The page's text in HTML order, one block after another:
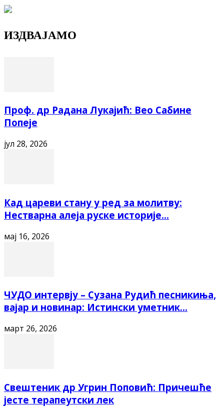
ИЗДВАЈАМО
Проф. др Радана Лукајић: Вео Сабине
Попеје
јул 28, 2026
Кад цареви стану у ред за молитву:
Нестварна алеја руске историје...
мај 16, 2026
ЧУДО интервју – Сузана Рудић песникиња,
вајар и новинар: Истински уметник...
март 26, 2026
Свештеник др Угрин Поповић: Причешће
јесте терапеутски лек